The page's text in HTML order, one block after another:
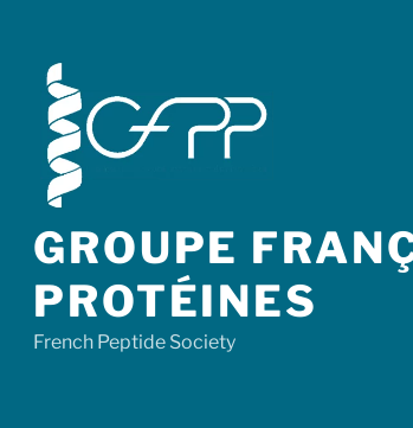
GROUPE
PROTÉINES
French Peptide Society